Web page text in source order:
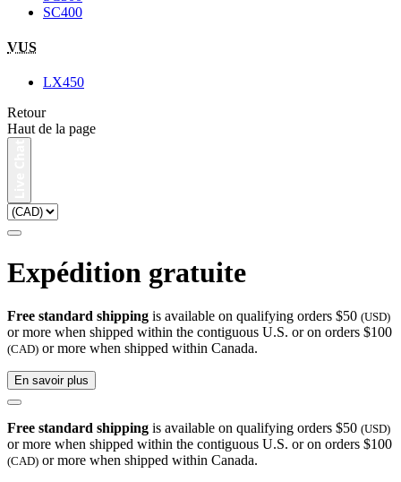
SC400
VUS
LX450
Retour
Haut de la page
Expédition gratuite
Free standard shipping is available on qualifying orders $50 (USD)
or more when shipped within the contiguous U.S. or on orders $100
(CAD) or more when shipped within Canada.
En savoir plus
Free standard shipping is available on qualifying orders $50 (USD)
or more when shipped within the contiguous U.S. or on orders $100
(CAD) or more when shipped within Canada.